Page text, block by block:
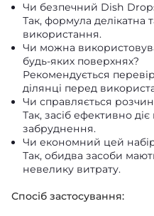
Чи безпечний Dish
Так, формула делікатна
використання.
Чи можна
будь-яких поверхнях?
Рекомендується
ділянці перед
Чи справляється
Так, засіб ефективно діє
забруднення.
Чи економний цей
Так, обидва засоби
невелику витрату.
Спосіб застосування: